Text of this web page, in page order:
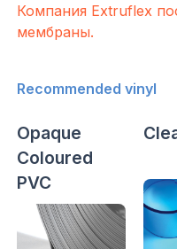
Компания Extruflex
мембраны.
Recommended vinyl
Opaque
Coloured
PVC